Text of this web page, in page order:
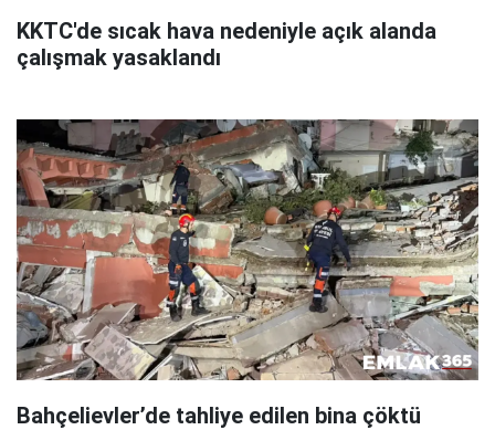
KKTC'de sıcak hava nedeniyle açık alanda
çalışmak yasaklandı
Bahçelievler’de tahliye edilen bina çöktü